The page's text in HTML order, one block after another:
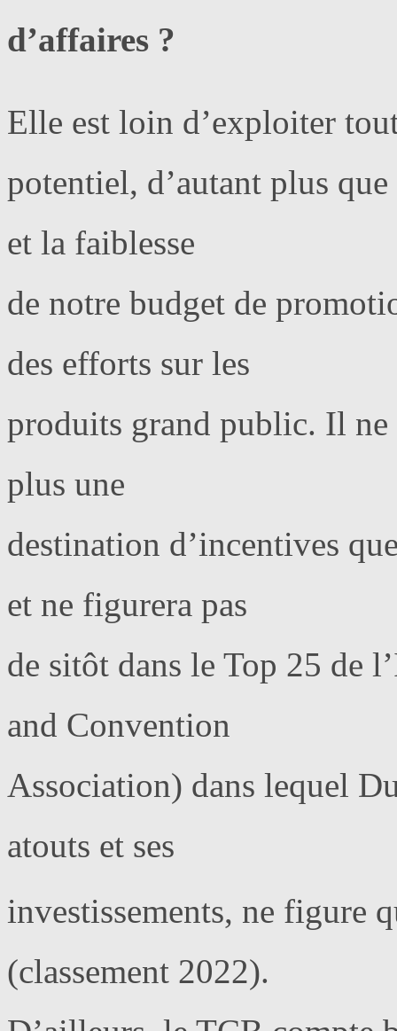
d’affaires ?
Elle est loin d’exploiter
potentiel, d’autant plus
et la faiblesse
de notre budget de
des efforts sur les
produits grand public. Il ne
plus une
destination d’incentives
et ne figurera pas
de sitôt dans le Top 25 de
and Convention
Association) dans lequel
atouts et ses
investissements, ne figure
(classement 2022).